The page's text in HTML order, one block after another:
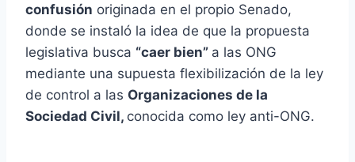
confusión originada en el propio Senado,
donde se instaló la idea de que la propuesta
legislativa busca “caer bien” a las ONG
mediante una supuesta flexibilización de la ley
de control a las Organizaciones de la
Sociedad Civil, conocida como ley anti-ONG.